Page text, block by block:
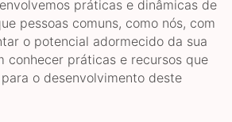
práticas e dinâmicas de
pessoas comuns, como nós, com
o potencial adormecido da sua
conhecer práticas e recursos que
o desenvolvimento deste